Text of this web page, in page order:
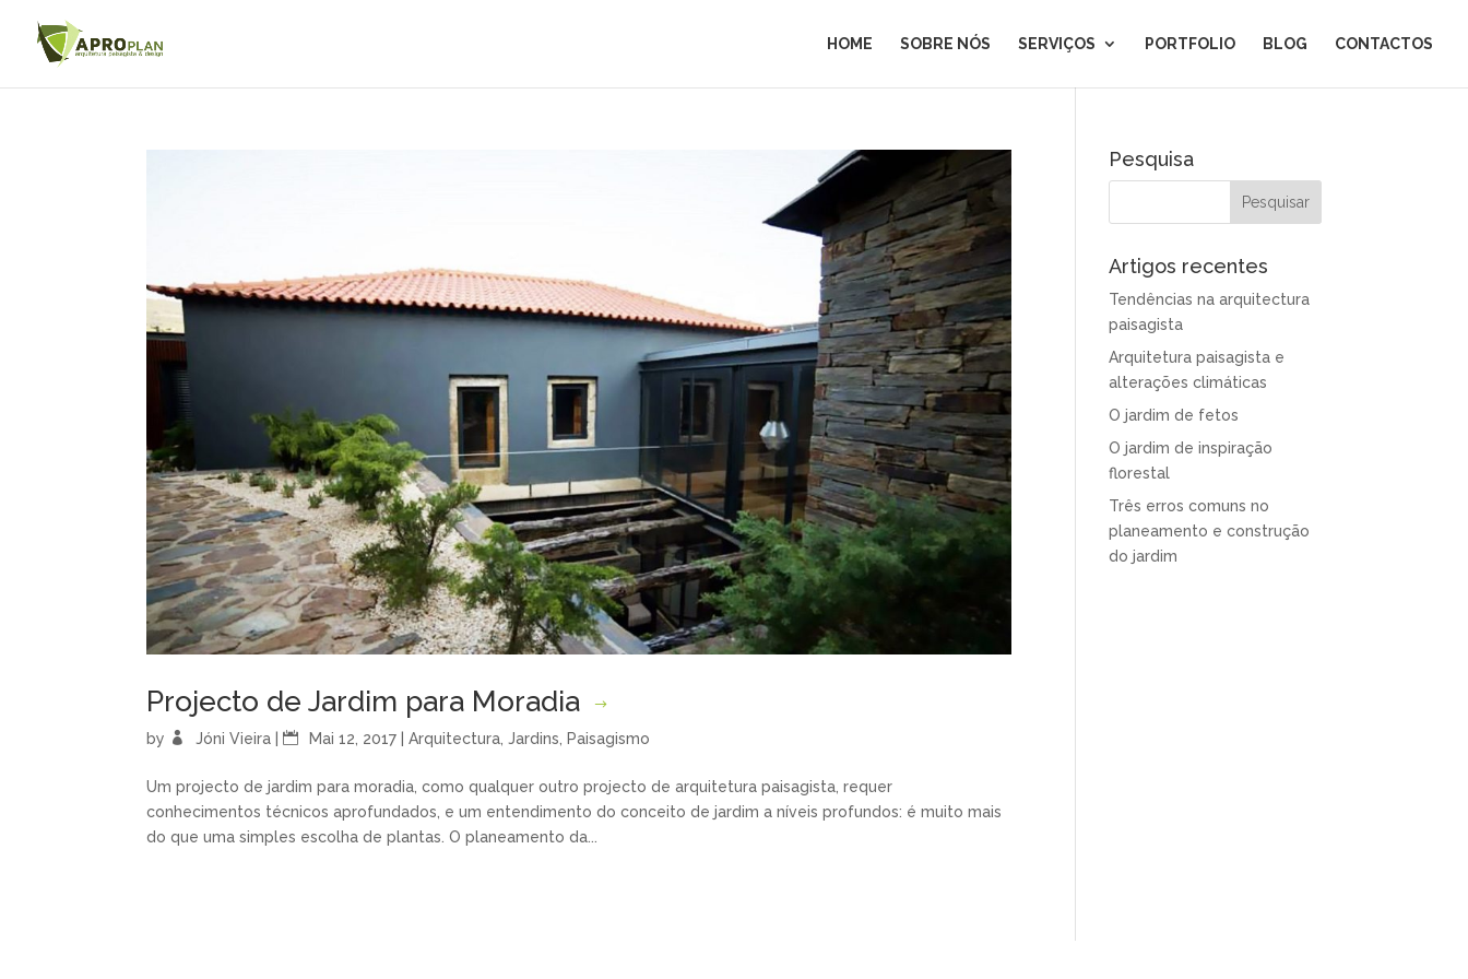
HOME SOBRE NÓS SERVIÇOS PORTFOLIO BLOG CONTACTOS
Projecto de Jardim para Moradia
by Jóni Vieira Mai 12, 2017 |Arquitectura ,Jardins Paisagismo
Um projecto de jardim para moradia, como qualquer outro projecto de arquitetura paisagista, requer
conhecimentos técnicos aprofundados, e um entendimento do conceito de jardim a níveis profundos: é muito mais
do que uma simples escolha de plantas. O planeamento da...
Pesquisa
Artigos recentes
Tendências na arquitectura
paisagista
Arquitetura paisagista e
alterações climáticas
O jardim de fetos
O jardim de inspiração
florestal
Três erros comuns no
planeamento e construção
do jardim